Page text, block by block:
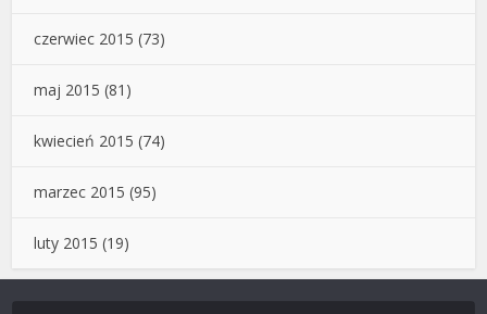
czerwiec 2015 (73)
maj 2015 (81)
kwiecień 2015 (74)
marzec 2015 (95)
luty 2015 (19)